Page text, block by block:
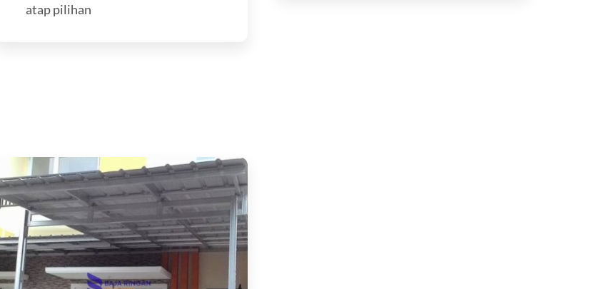
atap pilihan